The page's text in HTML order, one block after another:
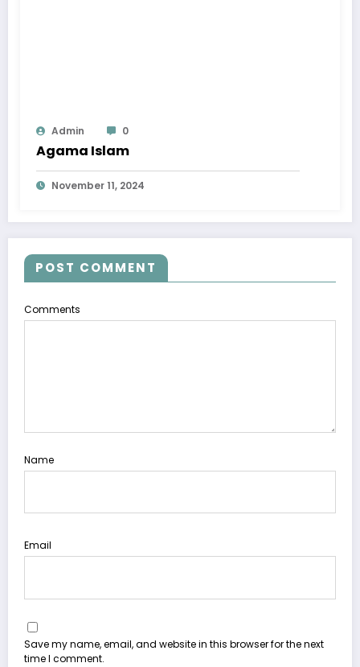
Admin 0
Agama Islam
November 11, 2024
POST COMMENT
Comments
Name
Email
Save my name, email, and website in this browser for the next
time I comment.